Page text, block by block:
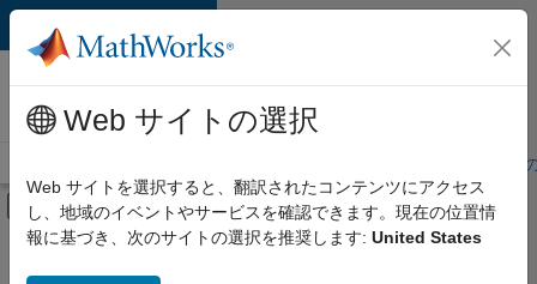
コンテンツへスキップ
MathWorks 採用
情報
学生・キャリア初期
オフキャンバス ナビゲーション メ
メインコンテンツ
絞り込み条件
IT
Web サイトの選択
Web サイトを選択すると、翻訳されたコンテンツにアクセス
し、地域のイベントやサービスを確認できます。現在の位置情
報に基づき、次のサイトの選択を推奨します: United States